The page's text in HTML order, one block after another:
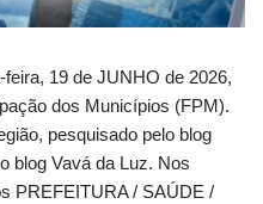
19 de JUNHO de 2026,
dos Municípios (FPM).
pesquisado pelo blog
blog Vavá da Luz. Nos
PREFEITURA / SAÚDE /